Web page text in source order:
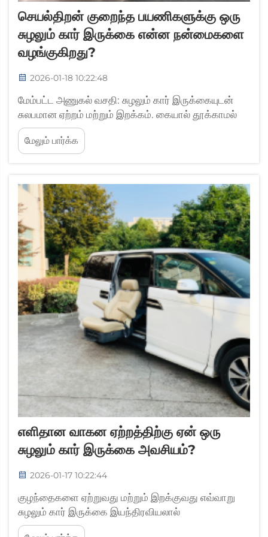
செயல்திறன் குறைந்த பயணிகளுக்கு ஒரு
சுழலும் கார் இருக்கை என்ன நன்மைகளை
வழங்குகிறது?
2026-01-18 10:22:48
மேம்பட்ட அணுகல் வசதி: சுழலும் கார் இருக்கையுடன்
சுலபமான ஏற்றம் மற்றும் இறக்கம். கையால் தூக்காமல்
சக்கர நாற்காலியிலிருந்து இருக்கைக்கு மாற்றம். சக்கர
நாற்காலி பயன்படுத்துபவர்களுக்கு வாகனத்தில் ஏறுவது
மற்றும் இறங்குவது தொடர்பாக சுழலும் கார்
மேலும் பார்க்க
எளிதான வாகன ஏற்றத்திற்கு ஏன் ஒரு
சுழலும் கார் இருக்கை அவசியம்?
2026-01-17 10:22:44
குழந்தைகளை ஏற்றுவது மற்றும் இறக்குவது எவ்வாறு
சுழலும் கார் இருக்கை இயந்திரவியலால்
எளிதாக்கப்படுகிறது? 90° மற்றும் 360° சுழற்சி: வாகன